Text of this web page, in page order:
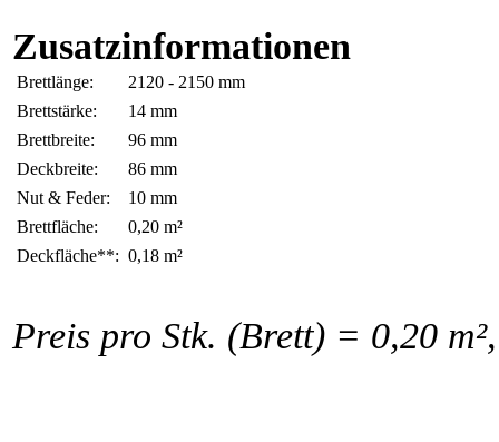
Zusatzinformationen
Brettlänge:
2120 - 2150 mm
Brettstärke:
14 mm
Brettbreite:
96 mm
Deckbreite:
86 mm
Nut & Feder:
10 mm
Brettfläche:
0,20 m²
Deckfläche**: 0,18 m²
Preis pro Stk. (Brett) = 0,20